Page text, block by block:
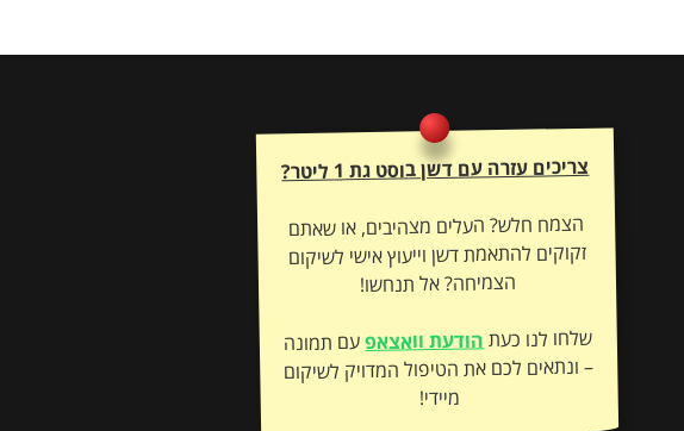
צריכים עזרה עם דשן בוסט גת 1 ליטר?
הצמח חלש? העלים מצהיבים, או שאתם
זקוקים להתאמת דשן וייעוץ אישי לשיקום
הצמיחה? אל תנחשו!
שלחו לנו כעתהודעת וואצאפעם תמונה
– ונתאים לכם את הטיפול המדויק לשיקום
מיידי!